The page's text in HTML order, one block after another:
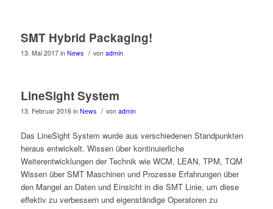
SMT Hybrid Packaging!
13. Mai 2017 in News / von admin
LineSight System
13. Februar 2016 in News / von admin
Das LineSight System wurde aus verschiedenen Standpunkten
heraus entwickelt. Wissen über kontinuierliche
Weiterentwicklungen der Technik wie WCM, LEAN, TPM, TQM
Wissen über SMT Maschinen und Prozesse Erfahrungen über
den Mangel an Daten und Einsicht in die SMT Linie, um diese
effektiv zu verbessern und eigenständige Operatoren zu